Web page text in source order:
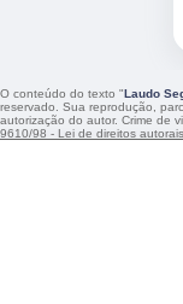
O conteúdo do texto "Laudo
reservado. Sua reprodução,
autorização do autor. Crime de
9610/98 - Lei de direitos autorais